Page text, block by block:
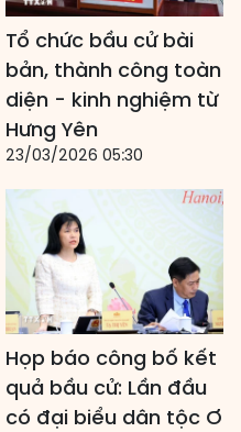
Tổ chức bầu cử bài
bản, thành công toàn
diện - kinh nghiệm từ
Hưng Yên
23/03/2026 05:30
Họp báo công bố kết
quả bầu cử: Lần đầu
có đại biểu dân tộc Ơ